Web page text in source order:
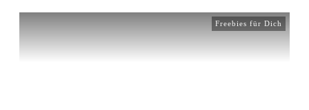
Freebies für Dich